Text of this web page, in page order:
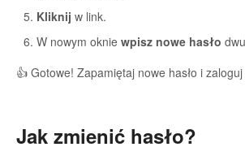
Kliknij w link.
W nowym oknie wpisz nowe hasło
👍 Gotowe! Zapamiętaj nowe hasło i
Jak zmienić hasło?